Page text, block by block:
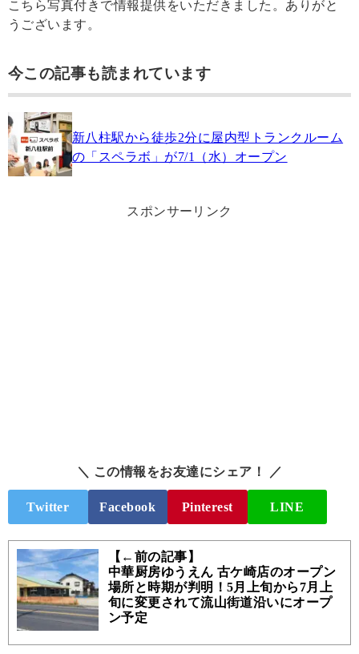
こちら写真付きで情報提供をいただきました。ありがと
うございます。
今この記事も読まれています
新八柱駅から徒歩2分に屋内型トランクルーム
の「スペラボ」が7/1（水）オープン
スポンサーリンク
＼ この情報をお友達にシェア！ ／
Twitter Facebook Pinterest LINE
【←前の記事】
中華厨房ゆうえん 古ケ崎店のオープン
場所と時期が判明！5月上旬から7月上
旬に変更されて流山街道沿いにオープ
ン予定